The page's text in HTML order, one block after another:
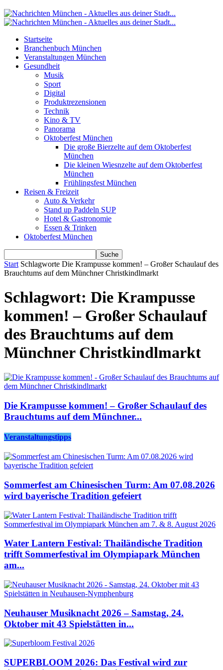
Startseite
Branchenbuch München
Veranstaltungen München
Gesundheit
Musik
Sport
Digital
Produktrezensionen
Technik
Kino & TV
Panorama
Oktoberfest München
Die große Bierzelte auf dem Oktoberfest
München
Die kleinen Wiesnzelte auf dem Oktoberfest
München
Frühlingsfest München
Reisen & Freizeit
Auto & Verkehr
Stand up Paddeln SUP
Hotel & Gastronomie
Essen & Trinken
Oktoberfest München
Start Schlagworte Die Krampusse kommen! – Großer Schaulauf des
Brauchtums auf dem Münchner Christkindlmarkt
Schlagwort: Die Krampusse
kommen! – Großer Schaulauf
des Brauchtums auf dem
Münchner Christkindlmarkt
Die Krampusse kommen! – Großer Schaulauf des
Brauchtums auf dem Münchner...
Veranstaltungstipps
Sommerfest am Chinesischen Turm: Am 07.08.2026
wird bayerische Tradition gefeiert
Water Lantern Festival: Thailändische Tradition
trifft Sommerfestival im Olympiapark München
am...
Neuhauser Musiknacht 2026 – Samstag, 24.
Oktober mit 43 Spielstätten in...
SUPERBLOOM 2026: Das Festival wird zur